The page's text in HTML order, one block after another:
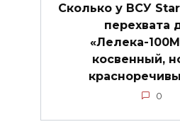
Сколько у ВСУ
перехвата
«Лелека-
косвенный,
0